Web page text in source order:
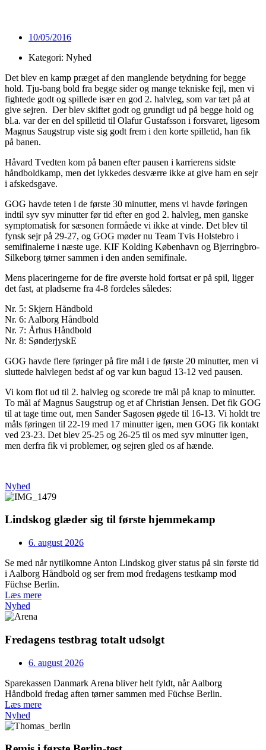
10/05/2016
Kategori: Nyhed
Det blev en kamp præget af den manglende betydning for begge
hold. Tju-bang bold fra begge sider og mange tekniske fejl, men vi
fightede godt og spillede især en god 2. halvleg, som var tæt på at
give sejren. Der blev skiftet godt og grundigt ud på begge hold og
bl.a. var der en del spilletid til Olafur Gustafsson i forsvaret, ligesom
Magnus Saugstrup viste sig godt frem i den korte spilletid, han fik
på banen.
Håvard Tvedten kom på banen efter pausen i karrierens sidste
håndboldkamp, men det lykkedes desværre ikke at give ham en sejr
i afskedsgave.
GOG havde teten i de første 30 minutter, mens vi havde føringen
indtil syv syv minutter før tid efter en god 2. halvleg, men ganske
symptomatisk for sæsonen formåede vi ikke at vinde. Det blev til
fynsk sejr på 29-27, og GOG møder nu Team Tvis Holstebro i
semifinalerne i næste uge. KIF Kolding København og Bjerringbro-
Silkeborg tørner sammen i den anden semifinale.
Mens placeringerne for de fire øverste hold fortsat er på spil, ligger
det fast, at pladserne fra 4-8 fordeles således:
Nr. 5: Skjern Håndbold
Nr. 6: Aalborg Håndbold
Nr. 7: Århus Håndbold
Nr. 8: SønderjyskE
GOG havde flere føringer på fire mål i de første 20 minutter, men vi
sluttede halvlegen bedst af og var kun bagud 13-12 ved pausen.
Vi kom flot ud til 2. halvleg og scorede tre mål på knap to minutter.
To mål af Magnus Saugstrup og et af Christian Jensen. Det fik GOG
til at tage time out, men Sander Sagosen øgede til 16-13. Vi holdt tre
måls føringen til 22-19 med 17 minutter igen, men GOG fik kontakt
ved 23-23. Det blev 25-25 og 26-25 til os med syv minutter igen,
men derfra fik vi problemer, og sejren gled os af hænde.
Nyhed
Lindskog glæder sig til første hjemmekamp
6. august 2026
Se med når nytilkomne Anton Lindskog giver status på sin første tid
i Aalborg Håndbold og ser frem mod fredagens testkamp mod
Füchse Berlin.
Læs mere
Nyhed
Fredagens testbrag totalt udsolgt
6. august 2026
Sparekassen Danmark Arena bliver helt fyldt, når Aalborg
Håndbold fredag aften tørner sammen med Füchse Berlin.
Læs mere
Nyhed